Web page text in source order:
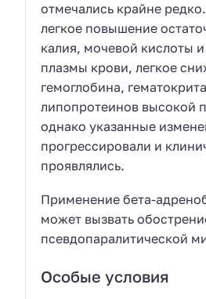
отмечались крайне
легкое повышение
калия, мочевой кислоты
плазмы крови, легкое
гемоглобина,
липопротеинов высокой
однако указанные
прогрессировали и
проявлялись.
Применение бета-
может вызвать
псевдопаралитической
Особые условия